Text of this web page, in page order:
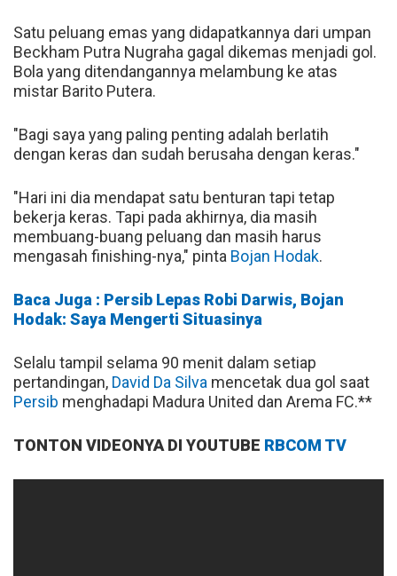
Satu peluang emas yang didapatkannya dari umpan
Beckham Putra Nugraha gagal dikemas menjadi gol.
Bola yang ditendangannya melambung ke atas
mistar Barito Putera.
"Bagi saya yang paling penting adalah berlatih
dengan keras dan sudah berusaha dengan keras."
"Hari ini dia mendapat satu benturan tapi tetap
bekerja keras. Tapi pada akhirnya, dia masih
membuang-buang peluang dan masih harus
mengasah finishing-nya," pinta Bojan Hodak.
Baca Juga : Persib Lepas Robi Darwis, Bojan
Hodak: Saya Mengerti Situasinya
Selalu tampil selama 90 menit dalam setiap
pertandingan, David Da Silva mencetak dua gol saat
Persib menghadapi Madura United dan Arema FC.**
TONTON VIDEONYA DI YOUTUBE RBCOM TV